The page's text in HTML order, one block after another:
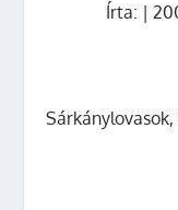
Írta: |